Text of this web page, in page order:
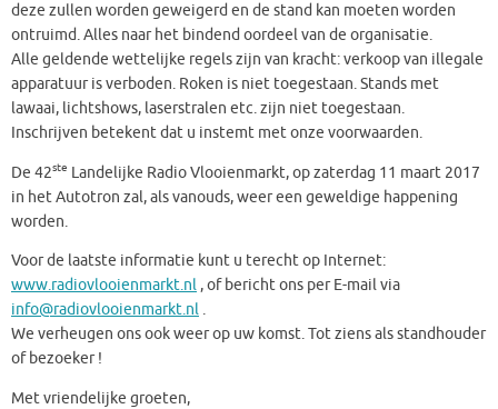
deze zullen worden geweigerd en de stand kan moeten worden
ontruimd. Alles naar het bindend oordeel van de organisatie.
Alle geldende wettelijke regels zijn van kracht: verkoop van illegale
apparatuur is verboden. Roken is niet toegestaan. Stands met
lawaai, lichtshows, laserstralen etc. zijn niet toegestaan.
Inschrijven betekent dat u instemt met onze voorwaarden.
De 42ste Landelijke Radio Vlooienmarkt, op zaterdag 11 maart 2017
in het Autotron zal, als vanouds, weer een geweldige happening
worden.
Voor de laatste informatie kunt u terecht op Internet:
www.radiovlooienmarkt.nl , of bericht ons per E-mail via
info@radiovlooienmarkt.nl .
We verheugen ons ook weer op uw komst. Tot ziens als standhouder
of bezoeker !
Met vriendelijke groeten,